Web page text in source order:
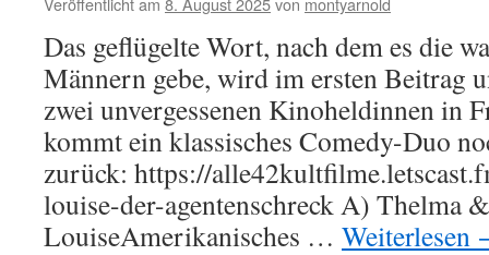
Das geflügelte Wort, nach dem es die
Männern gebe, wird im ersten Beitrag
zwei unvergessenen Kinoheldinnen in
kommt ein klassisches Comedy-Duo
zurück: https://
louise-der-agentenschreck A) Thelma &
LouiseAmerikanisches … Weiterlesen